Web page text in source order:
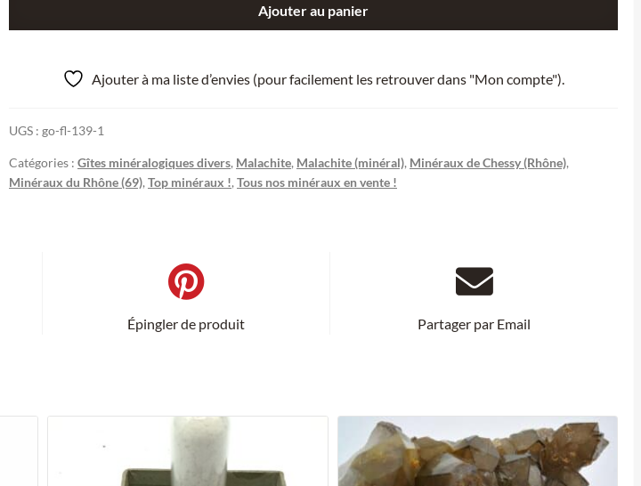
(Chessy),
Rhône.
Ajouter au panier
Ajouter à ma liste d’envies (pour facilement les retrouver dans "Mon compte").
UGS : go-fl-139-1
Catégories : Gîtes minéralogiques divers, Malachite, Malachite (minéral), Minéraux de Chessy (Rhône),
Minéraux du Rhône (69), Top minéraux !, Tous nos minéraux en vente !
Épingler de produit Partager par Email